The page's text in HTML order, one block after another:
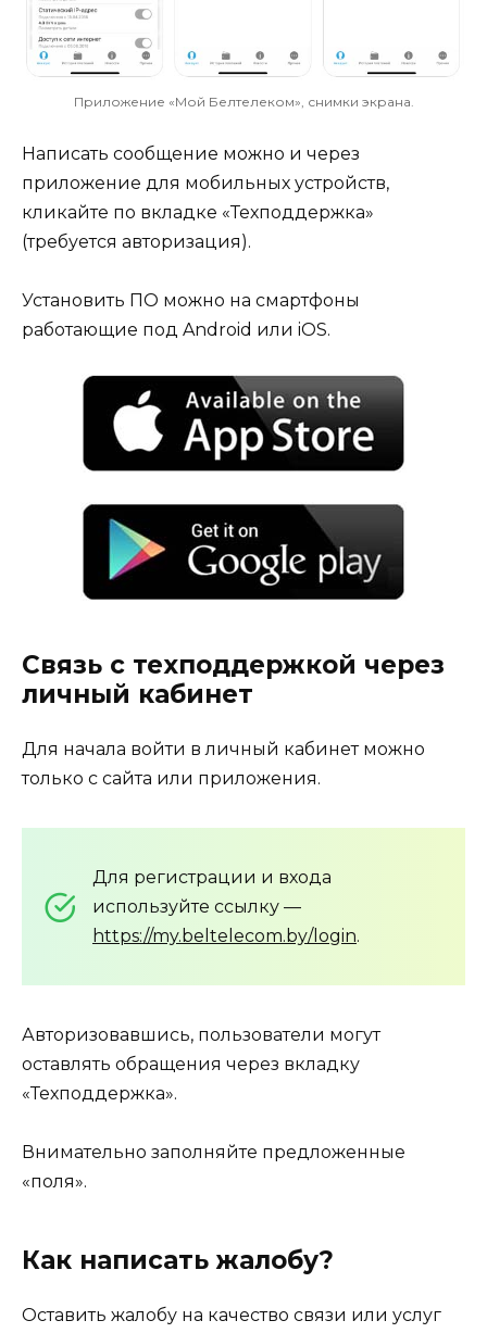
Приложение «Мой Белтелеком», снимки экрана.
Написать сообщение можно и через
приложение для мобильных устройств,
кликайте по вкладке «Техподдержка»
(требуется авторизация).
Установить ПО можно на смартфоны
работающие под Android или iOS.
Связь с техподдержкой через
личный кабинет
Для начала войти в личный кабинет можно
только с сайта или приложения.
Для регистрации и входа
используйте ссылку —
https://my.beltelecom.by/login.
Авторизовавшись, пользователи могут
оставлять обращения через вкладку
«Техподдержка».
Внимательно заполняйте предложенные
«поля».
Как написать жалобу?
Оставить жалобу на качество связи или услуг